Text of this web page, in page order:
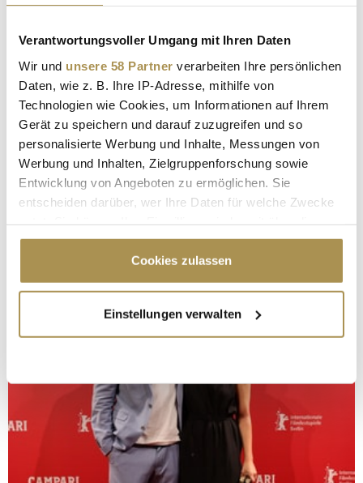
Verantwortungsvoller Umgang mit Ihren Daten
Wir und unsere 58 Partner verarbeiten Ihre persönlichen
Daten, wie z. B. Ihre IP-Adresse, mithilfe von
Technologien wie Cookies, um Informationen auf Ihrem
Gerät zu speichern und darauf zuzugreifen und so
personalisierte Werbung und Inhalte, Messungen von
Werbung und Inhalten, Zielgruppenforschung sowie
Entwicklung von Angeboten zu ermöglichen. Sie
entscheiden darüber, wer Ihre Daten für welche Zwecke
Cookie-Erklärung oder durch Klicken auf das Privacy
Trigger Symbol ändern oder widerrufen
Informationen über Ihre geografische Lage
erfassen, welche bis auf einige Meter genau sein
bestimmten Merkmalen (Fingerprinting) identifizieren
Erfahren Sie mehr darüber, wie Ihre persönlichen Daten
verarbeitet werden, und legen Sie Ihre Präferenzen im
Abschnitt Einzelheitenfest.
Cookies zulassen
Einstellungen verwalten